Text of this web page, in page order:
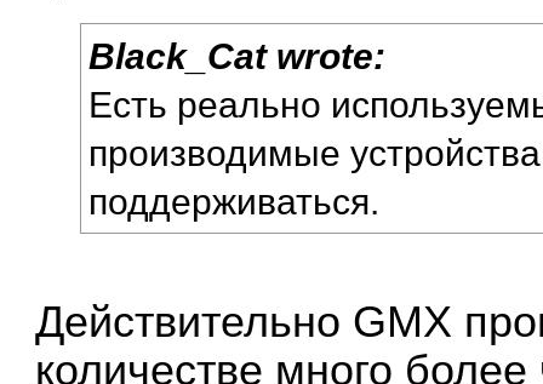
Black_Cat wrote:
Есть реально
производимые
поддерживаться.
Действительно GMX
количестве много